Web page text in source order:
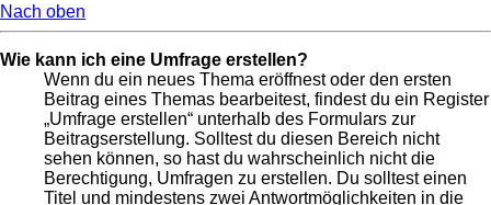
Nach oben
Wie kann ich eine Umfrage erstellen?
Wenn du ein neues Thema eröffnest oder den ersten
Beitrag eines Themas bearbeitest, findest du ein Register
„Umfrage erstellen“ unterhalb des Formulars zur
Beitragserstellung. Solltest du diesen Bereich nicht
sehen können, so hast du wahrscheinlich nicht die
Berechtigung, Umfragen zu erstellen. Du solltest einen
Titel und mindestens zwei Antwortmöglichkeiten in die